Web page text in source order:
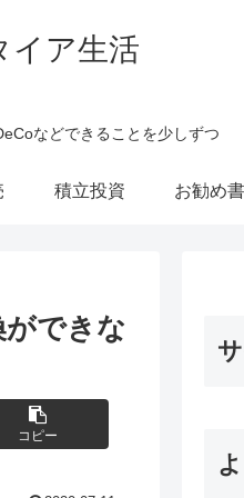
イア生活
などできることを少しずつ
積立投資 お勧め
できな
コピー